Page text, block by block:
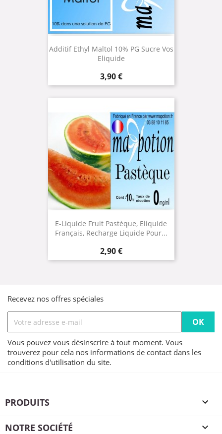
Additif Ethyl Maltol 10% PG Sucre Vos
Eliquide
Prix
3,90 €
E-Liquide Fruit Pastèque, Eliquide
Français, Recharge Liquide Pour...
Prix
2,90 €
Recevez nos offres spéciales
Vous pouvez vous désinscrire à tout moment. Vous
trouverez pour cela nos informations de contact dans les
conditions d'utilisation du site.
PRODUITS 
NOTRE SOCIÉTÉ 